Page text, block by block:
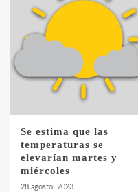
Se estima que las
temperaturas se
elevarían martes y
miércoles
28 agosto, 2023
3
Identidad
que fueron
accidente
Accidente